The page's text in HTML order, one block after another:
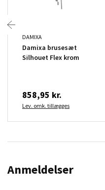
DAMIXA
Damixa brusesæt
Silhouet Flex krom
858,95 kr.
Lev. omk. tillægges
Anmeldelser